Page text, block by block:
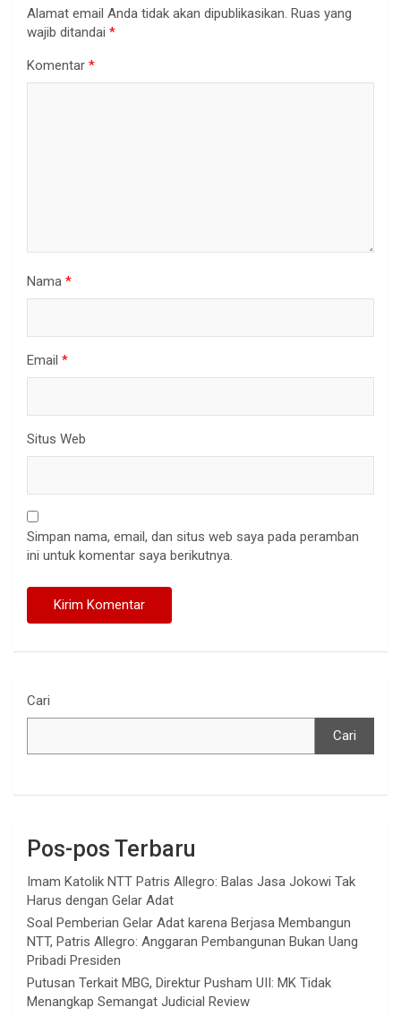
Alamat email Anda tidak akan dipublikasikan. Ruas yang
wajib ditandai *
Komentar *
Nama *
Email *
Situs Web
Simpan nama, email, dan situs web saya pada peramban
ini untuk komentar saya berikutnya.
Cari
Cari
Pos-pos Terbaru
Imam Katolik NTT Patris Allegro: Balas Jasa Jokowi Tak
Harus dengan Gelar Adat
Soal Pemberian Gelar Adat karena Berjasa Membangun
NTT, Patris Allegro: Anggaran Pembangunan Bukan Uang
Pribadi Presiden
Putusan Terkait MBG, Direktur Pusham UII: MK Tidak
Menangkap Semangat Judicial Review